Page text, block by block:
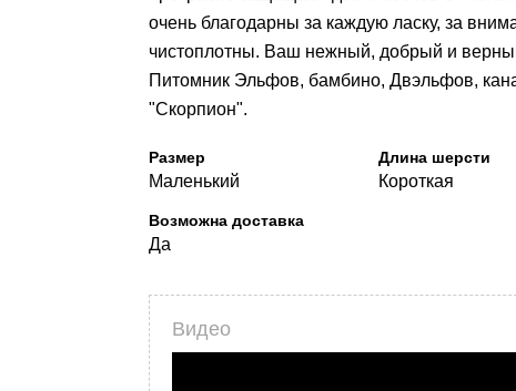
очень благодарны за каждую ласку, за
чистоплотны. Ваш нежный, добрый и
Питомник Эльфов, бамбино, Двэльфов,
"Скорпион".
Размер
Маленький
Длина шерсти
Короткая
Возможна доставка
Да
Видео